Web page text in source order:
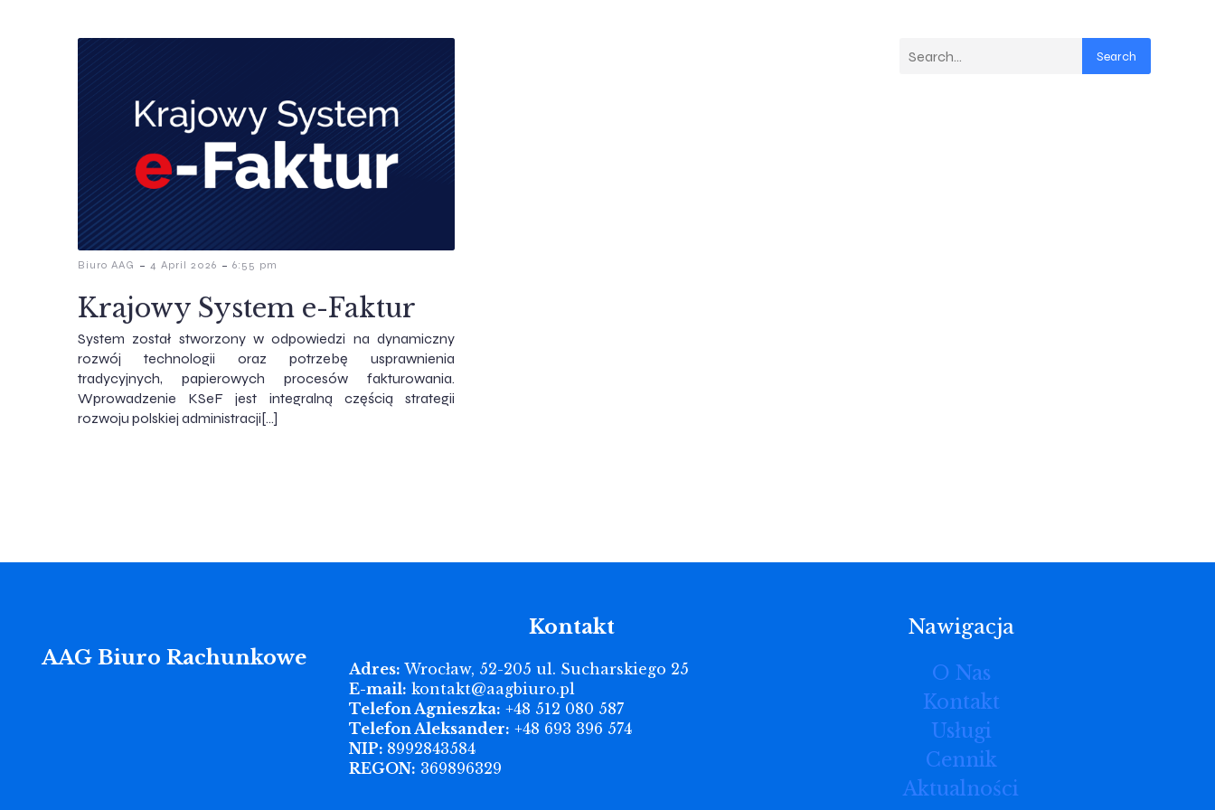
Biuro AAG - 4 April 2026 - 6:55 pm
Krajowy System e-Faktur
System został stworzony w odpowiedzi na dynamiczny
rozwój technologii oraz potrzebę usprawnienia
tradycyjnych, papierowych procesów fakturowania.
Wprowadzenie KSeF jest integralną częścią strategii
rozwoju polskiej administracji[…]
Search
AAG Biuro Rachunkowe
Kontakt
Adres: Wrocław, 52-205 ul. Sucharskiego 25
E-mail: kontakt@aagbiuro.pl
Telefon Agnieszka: +48 512 080 587
Telefon Aleksander: +48 693 396 574
NIP: 8992843584
REGON: 369896329
Nawigacja
O Nas
Kontakt
Usługi
Cennik
Aktualności